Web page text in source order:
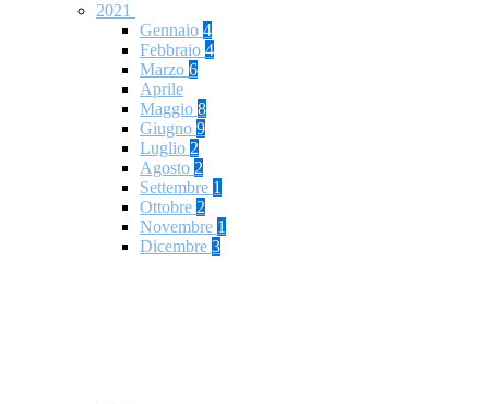
2021
Gennaio 4
Febbraio 4
Marzo 6
Aprile
Maggio 8
Giugno 9
Luglio 2
Agosto 2
Settembre 1
Ottobre 2
Novembre 1
Dicembre 3